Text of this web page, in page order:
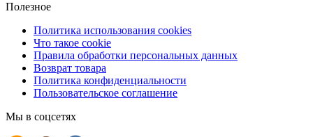
Полезное
Политика использования cookies
Что такое cookie
Правила обработки персональных данных
Возврат товара
Политика конфиденциальности
Пользовательское соглашение
Мы в соцсетях